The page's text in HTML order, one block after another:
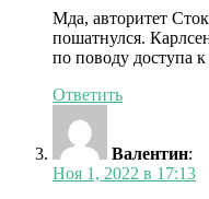
Мда, авторитет
пошатнулся.
по поводу доступа
Ответить
Валентин:
Ноя 1, 2022 в 17:13